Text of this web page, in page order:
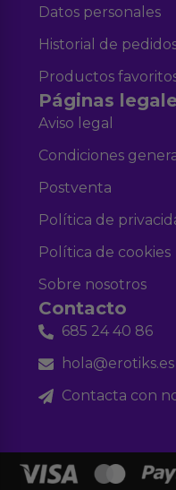
Datos personales
Historial de
Productos
Páginas
Aviso legal
Condiciones
Postventa
Política de
Política de cookies
Sobre nosotros
Contacto
685 24 40 86
hola@erotiks.es
Contacta con